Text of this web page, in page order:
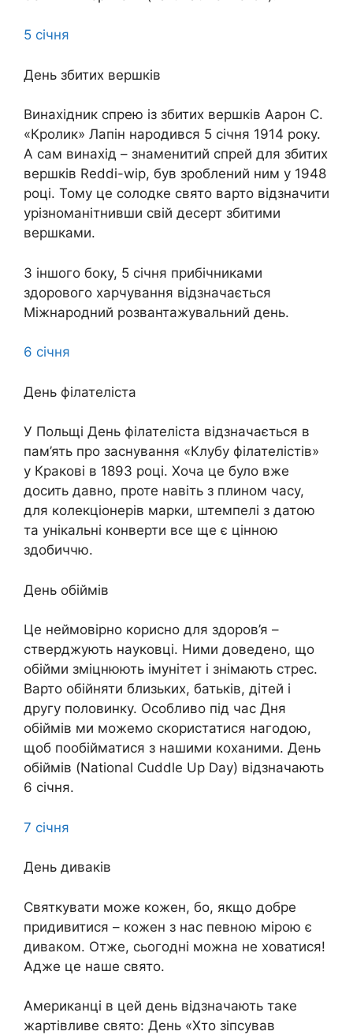
5 січня
День збитих вершків
Винахідник спрею із збитих вершків Аарон С.
«Кролик» Лапін народився 5 січня 1914 року.
А сам винахід – знаменитий спрей для збитих
вершків Reddi-wip, був зроблений ним у 1948
році. Тому це солодке свято варто відзначити
урізноманітнивши свій десерт збитими
вершками.
З іншого боку, 5 січня прибічниками
здорового харчування відзначається
Міжнародний розвантажувальний день.
6 січня
День філателіста
У Польщі День філателіста відзначається в
пам’ять про заснування «Клубу філателістів»
у Кракові в 1893 році. Хоча це було вже
досить давно, проте навіть з плином часу,
для колекціонерів марки, штемпелі з датою
та унікальні конверти все ще є цінною
здобиччю.
День обіймів
Це неймовірно корисно для здоров’я –
стверджують науковці. Ними доведено, що
обійми зміцнюють імунітет і знімають стрес.
Варто обійняти близьких, батьків, дітей і
другу половинку. Особливо під час Дня
обіймів ми можемо скористатися нагодою,
щоб пообійматися з нашими коханими. День
обіймів (National Cuddle Up Day) відзначають
6 січня.
7 січня
День диваків
Святкувати може кожен, бо, якщо добре
придивитися – кожен з нас певною мірою є
диваком. Отже, сьогодні можна не ховатися!
Адже це наше свято.
Американці в цей день відзначають таке
жартівливе свято: День «Хто зіпсував